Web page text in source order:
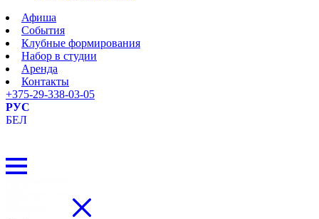
Афиша
События
Клубные формирования
Набор в студии
Аренда
Контакты
+375-29-338-03-05
РУС
БЕЛ